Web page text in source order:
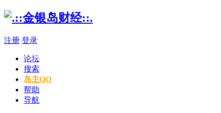
注册 登录
论坛
搜索
岛主QQ
帮助
导航